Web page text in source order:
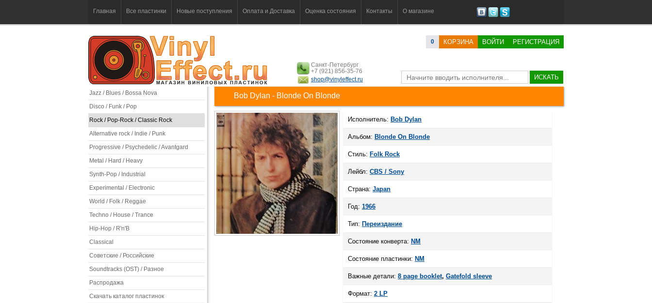
Главная Все пластинки Новые поступления Оплата и Доставка Оценка состояния Контакты О магазине
0 КОРЗИНА ВОЙТИ РЕГИСТРАЦИЯ
Санкт-Петербург
+7 (921) 856-35-76
shop@vinyleffect.ru
ИСКАТЬ
Jazz / Blues / Bossa Nova
Disco / Funk / Pop
Rock / Pop-Rock / Classic Rock
Alternative rock / Indie / Punk
Progressive / Psychedelic / Avantgard
Metal / Hard / Heavy
Synth-Pop / Industrial
Experimental / Electronic
World / Folk / Reggae
Techno / House / Trance
Hip-Hop / R'n'B
Classical
Советские / Российские
Soundtracks (OST) / Разное
Распродажа
Скачать каталог пластинок
Bob Dylan - Blonde On Blonde
Исполнитель: Bob Dylan
Альбом: Blonde On Blonde
Стиль: Folk Rock
Лейбл: CBS / Sony
Страна: Japan
Год: 1966
Тип: Переиздание
Состояние конверта: NM
Состояние пластинки: NM
Важные детали: 8 page booklet, Gatefold sleeve
Формат: 2 LP